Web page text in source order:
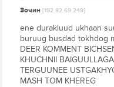
Зочин[192.82.69.249]
ene durakluud ukhaan
buruug busdad tokhdog
DEER KOMMENT
KHUCHNII
TERGUUNEE
MASH TOM KHEREG